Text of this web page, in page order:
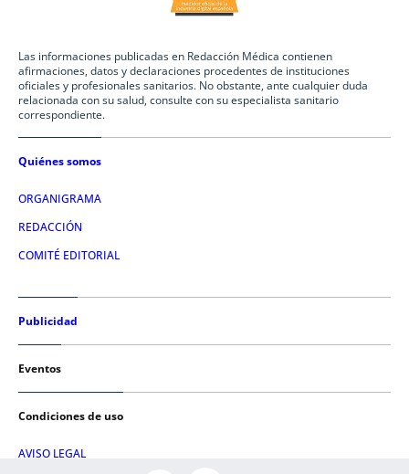
Las informaciones publicadas en Redacción Médica contienen
afirmaciones, datos y declaraciones procedentes de instituciones
oficiales y profesionales sanitarios. No obstante, ante cualquier duda
relacionada con su salud, consulte con su especialista sanitario
correspondiente.
Quiénes somos
ORGANIGRAMA
REDACCIÓN
COMITÉ EDITORIAL
Publicidad
Eventos
Condiciones de uso
AVISO LEGAL